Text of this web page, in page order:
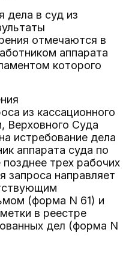
дела в суд из
отмечаются в
аппарата
которого
из кассационного
Верховного Суда
истребование дела
аппарата суда по
трех рабочих
запроса направляет
(форма N 61) и
в реестре
дел (форма N